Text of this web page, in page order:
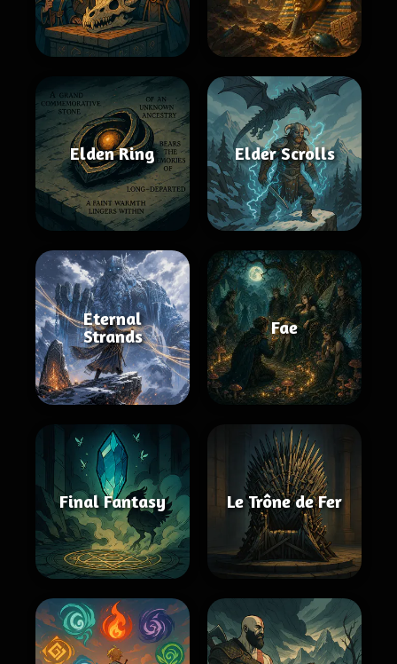
Elden Ring Elder Scrolls
Eternal
Strands
Fae
Final Fantasy Le Trône de Fer